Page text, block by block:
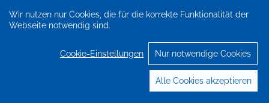
Wir nutzen nur Cookies, die für die korrekte Funktionalität der
Webseite notwendig sind.
Cookie-Einstellungen Nur notwendige Cookies
Alle Cookies akzeptieren